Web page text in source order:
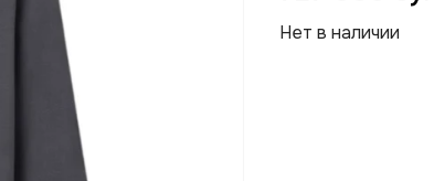
Нет в наличии